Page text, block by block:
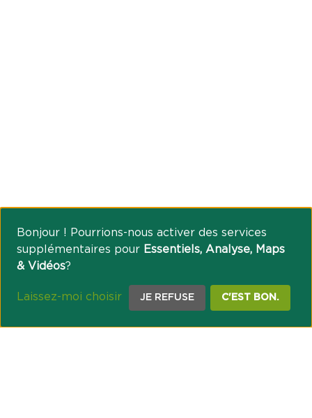
Bonjour ! Pourrions-nous activer des services
supplémentaires pour Essentiels, Analyse, Maps
& Vidéos?
Laissez-moi choisir JE REFUSE C'EST BON.